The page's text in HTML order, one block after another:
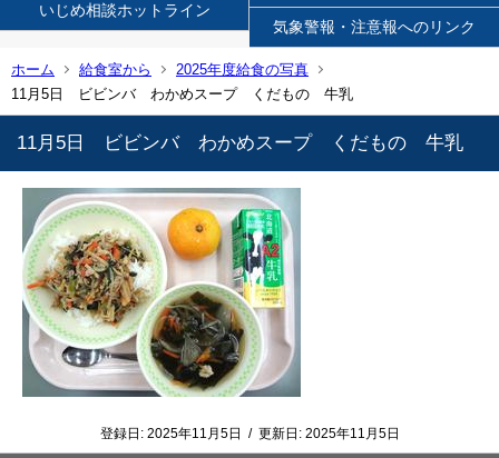
いじめ相談ホットライン
気象警報・注意報へのリンク
ホーム 給食室から
2025年度給食の写真
11月5日 ビビンバ わかめスープ くだもの 牛乳
11月5日 ビビンバ わかめスープ くだもの 牛乳
登録日: 2025年11月5日 / 更新日: 2025年11月5日